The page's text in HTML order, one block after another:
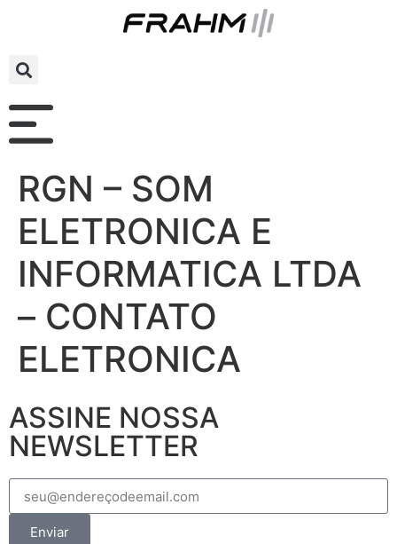
RGN – SOM
ELETRONICA E
INFORMATICA LTDA
– CONTATO
ELETRONICA
ASSINE NOSSA
NEWSLETTER
Enviar